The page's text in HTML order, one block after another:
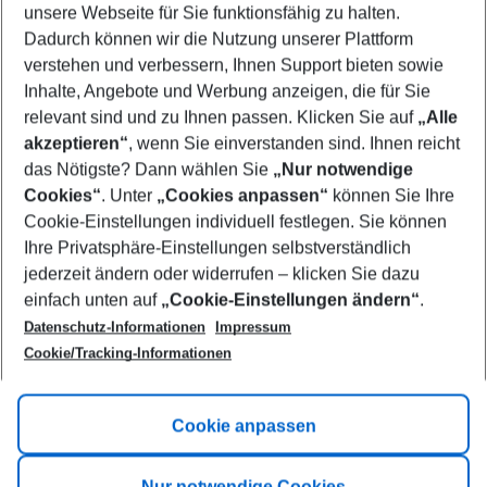
11/08/26–09/08/27 5-8 nights
Who will travel
2 adults No children
Show more filter
Footer
Footer navigation
Title A
Link A
unsere Webseite für Sie funktionsfähig zu halten.
Dadurch können wir die Nutzung unserer Plattform
verstehen und verbessern, Ihnen Support bieten sowie
Inhalte, Angebote und Werbung anzeigen, die für Sie
relevant sind und zu Ihnen passen. Klicken Sie auf „Alle
akzeptieren“, wenn Sie einverstanden sind. Ihnen reicht
das Nötigste? Dann wählen Sie „Nur notwendige
Cookies“. Unter „Cookies anpassen“ können Sie Ihre
Cookie-Einstellungen individuell festlegen. Sie können
Ihre Privatsphäre-Einstellungen selbstverständlich
jederzeit ändern oder widerrufen – klicken Sie dazu
einfach unten auf „Cookie-Einstellungen ändern“.
Datenschutz-Informationen
Impressum
Cookie/Tracking-Informationen
Cookie anpassen